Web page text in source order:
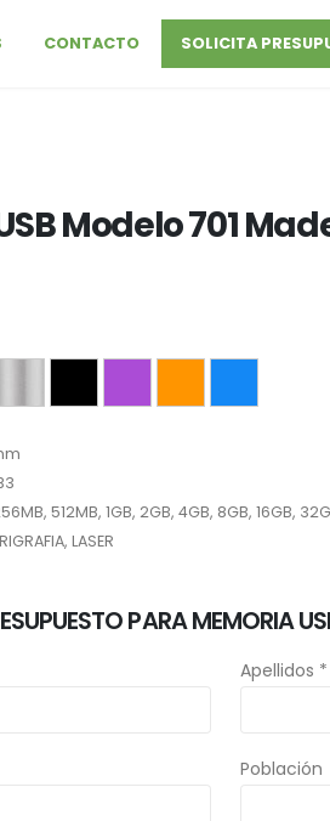
CONTACTO SOLICITA
Modelo 701
512MB, 1GB, 2GB, 4GB, 8GB, 16GB,
LASER
PARA MEMORIA
Apellidos *
Población